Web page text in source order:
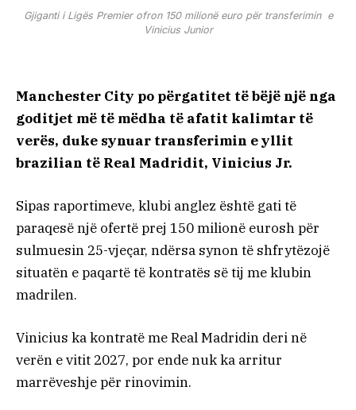
Gjiganti i Ligës Premier ofron 150 milionë euro për transferimin e
Vinicius Junior
Manchester City po përgatitet të bëjë një nga
goditjet më të mëdha të afatit kalimtar të
verës, duke synuar transferimin e yllit
brazilian të Real Madridit, Vinicius Jr.
Sipas raportimeve, klubi anglez është gati të
paraqesë një ofertë prej 150 milionë eurosh për
sulmuesin 25-vjeçar, ndërsa synon të shfrytëzojë
situatën e paqartë të kontratës së tij me klubin
madrilen.
Vinicius ka kontratë me Real Madridin deri në
verën e vitit 2027, por ende nuk ka arritur
marrëveshje për rinovimin.